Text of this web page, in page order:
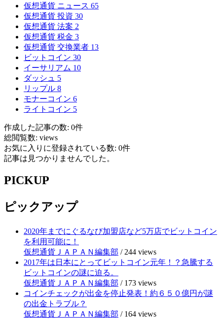
仮想通貨 ニュース 65
仮想通貨 投資 30
仮想通貨 法案 2
仮想通貨 税金 3
仮想通貨 交換業者 13
ビットコイン 30
イーサリアム 10
ダッシュ 5
リップル 8
モナーコイン 6
ライトコイン 5
作成した記事の数: 0件
総閲覧数: views
お気に入りに登録されている数: 0件
記事は見つかりませんでした。
PICKUP
ピックアップ
2020年までにぐるなび加盟店など5万店でビットコイン
を利用可能に！
仮想通貨ＪＡＰＡＮ編集部 / 244 views
2017年は日本にとってビットコイン元年！？急騰する
ビットコインの謎に迫る。
仮想通貨ＪＡＰＡＮ編集部 / 173 views
コインチェックが出金を停止発表！約６５０億円が謎
の出金トラブル？
仮想通貨ＪＡＰＡＮ編集部 / 164 views